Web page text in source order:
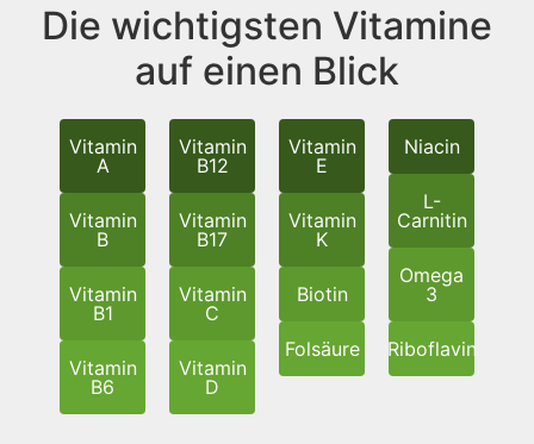
Die wichtigsten Vitamine
auf einen Blick
Vitamin
A
Vitamin
B
Vitamin
B1
Vitamin
B6
Vitamin
B12
Vitamin
B17
Vitamin
C
Vitamin
D
Vitamin
E
Vitamin
K
Biotin
Folsäure
Niacin
L-
Carnitin
Omega
3
Riboflavin